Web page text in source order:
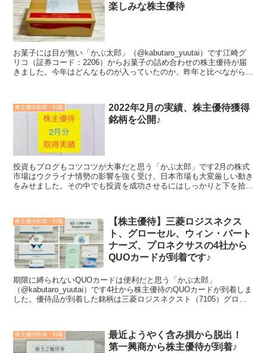
楽しみな株主優待
お菓子には目が無い「かぶ太郎」（@kabutaro_yuutai）です江崎グ
リコ（証券コード：2206）からお菓子の詰め合わせの株主優待が届
きました。今年はどんなものが入っていたのか、昨年と比べながら紹
株主優待取得・到着
2022年2月の実績、株主優待獲得
銘柄を公開♪
投資もブログもコツコツが大事だと思う「かぶ太郎」です2月の株式
市場はウクライナ情勢の影響を強く受け、日本市場も大変厳しい動き
をみせました。その中でも投資を成功させるにはしっかりと下を拾っ
株主優待取得・到着
【株主優待】三菱ロジスネクス
ト、グローセル、ウィン・パート
ナーズ、プロネクサスの4社から
QUOカードが到着です♪
期限に縛られないQUOカードは便利だと思う「かぶ太郎」
（@kabutaro_yuutai）です4社から株主優待のQUOカードが到着しま
した。優待品が到着した銘柄は三菱ロジスネクスト（7105）グロー
株主優待取得・到着
最近ようやく含み損から脱出！
第一興商から株主優待が到着♪